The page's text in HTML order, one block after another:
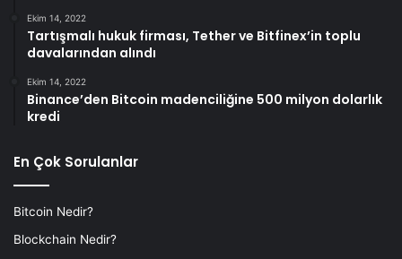
Ekim 14, 2022
Tartışmalı hukuk firması, Tether ve Bitfinex’in toplu
davalarından alındı
Ekim 14, 2022
Binance’den Bitcoin madenciliğine 500 milyon dolarlık
kredi
En Çok Sorulanlar
Bitcoin Nedir?
Blockchain Nedir?